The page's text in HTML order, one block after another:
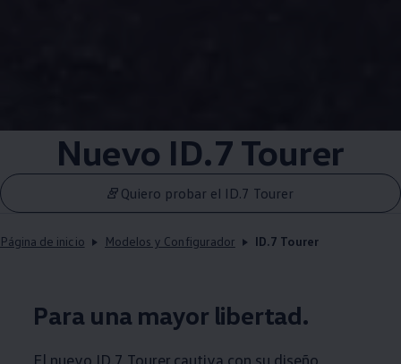
Nuevo ID.7 Tourer
Quiero probar el ID.7 Tourer
Página de inicio Modelos y Configurador ID.7 Tourer
Para una mayor libertad.
El nuevo ID.7 Tourer cautiva con su diseño